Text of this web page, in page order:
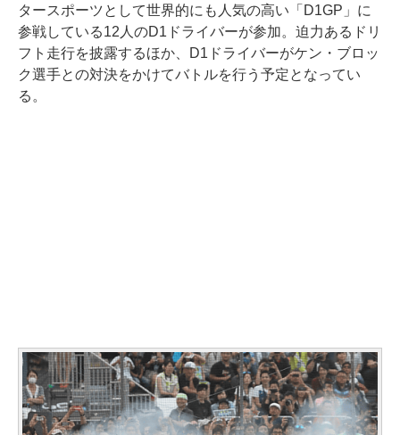
タースポーツとして世界的にも人気の高い「D1GP」に
参戦している12人のD1ドライバーが参加。迫力あるドリ
フト走行を披露するほか、D1ドライバーがケン・ブロッ
ク選手との対決をかけてバトルを行う予定となってい
る。